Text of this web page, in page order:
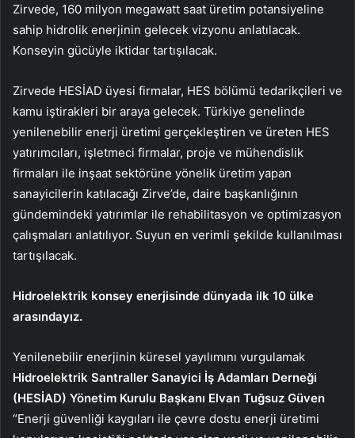
Zirvede, 160 milyon megawatt saat üretim potansiyeline
sahip hidrolik enerjinin gelecek vizyonu anlatılacak.
Konseyin gücüyle iktidar tartışılacak.
Zirvede HESİAD üyesi firmalar, HES bölümü tedarikçileri ve
kamu iştirakleri bir araya gelecek. Türkiye genelinde
yenilenebilir enerji üretimi gerçekleştiren ve üreten HES
yatırımcıları, işletmeci firmalar, proje ve mühendislik
firmaları ile inşaat sektörüne yönelik üretim yapan
sanayicilerin katılacağı Zirve’de, daire başkanlığının
gündemindeki yatırımlar ile rehabilitasyon ve optimizasyon
çalışmaları anlatılıyor. Suyun en verimli şekilde kullanılması
tartışılacak.
Hidroelektrik konsey enerjisinde dünyada ilk 10 ülke
arasındayız.
Yenilenebilir enerjinin küresel yayılımını vurgulamak
Hidroelektrik Santraller Sanayici İş Adamları Derneği
(HESİAD) Yönetim Kurulu Başkanı Elvan Tuğsuz Güven
“Enerji güvenliği kaygıları ile çevre dostu enerji üretimi